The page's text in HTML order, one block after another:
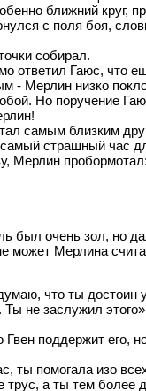
ближний круг,
с поля боя,
собирал.
ответил Гаюс, что
- Мерлин низко
Но поручение
самым близким
страшный час
Мерлин пробормотал:
был очень зол, но
может Мерлина
что ты
не заслужил
поддержит его,
ты помогала изо
а ты тем более